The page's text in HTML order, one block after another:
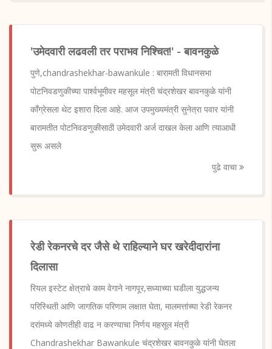
'उमेदवारी लढवली तर पराभव निश्चित!' - बावनकुळे
पुणे,chandrashekhar-bawankule : बारामती विधानसभा
पोटनिवडणुकीच्या पार्श्वभूमीवर महसूल मंत्री चंद्रशेखर बावनकुळे यांनी
काँग्रेसला थेट इशारा दिला आहे. आज उपमुख्यमंत्री सुनेत्रा पवार यांनी
बारामतीत पोटनिवडणुकीसाठी उमेदवारी अर्ज दाखल केला आणि त्याआधी
सुरू असले
पुढे वाचा
रेडी रेकनरचे दर जैसे थे राहिल्याने घर खरेदीदारांना
दिलासा
रियल इस्टेट क्षेत्राचे काम वेगाने नागपूर,सध्याच्या घडीला युद्धजन्य
परिस्थिती आणि जागतिक परिणाम लक्षात घेता, मालमत्तांच्या रेडी रेकनर
दरांमध्ये कोणतीही वाढ न करण्याचा निर्णय महसूल मंत्री
Chandrashekhar Bawankule चंद्रशेखर बावनकुळे यांनी घेतला